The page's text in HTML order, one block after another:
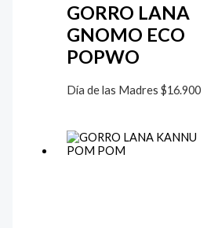
GORRO LANA
GNOMO ECO
POPWO
Día de las Madres$16.900